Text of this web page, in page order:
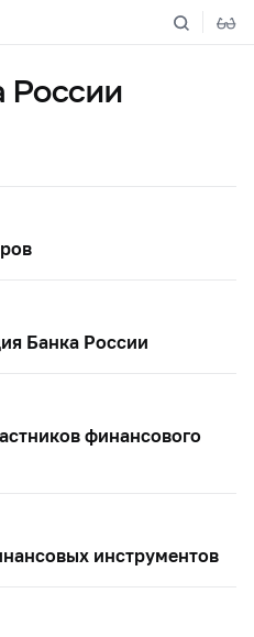
России
Банка России
финансового
инструментов